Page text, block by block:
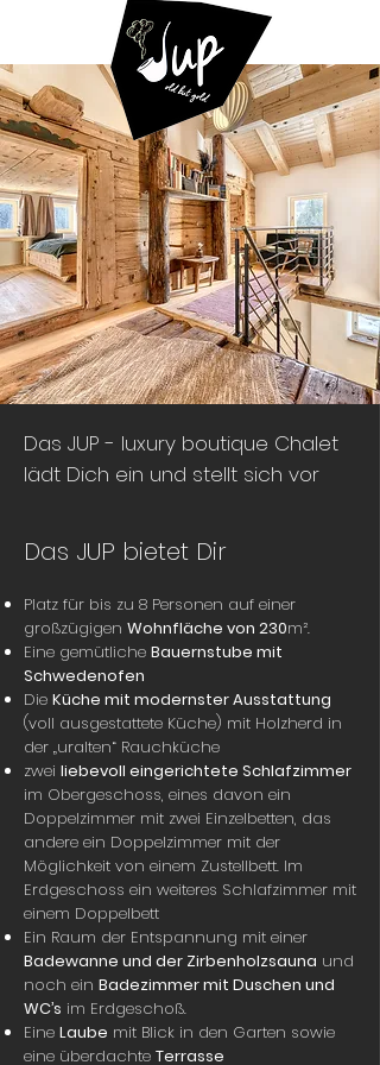
Das JUP - luxury boutique Chalet
lädt Dich ein und stellt sich vor
Das JUP bietet Dir
Platz für bis zu 8 Personen auf einer
großzügigen Wohnfläche von 230m².
Eine gemütliche Bauernstube mit
Schwedenofen
Die Küche mit modernster Ausstattung
(voll ausgestattete Küche) mit Holzherd in
der „uralten“ Rauchküche
zwei liebevoll eingerichtete Schlafzimmer
im Obergeschoss, eines davon ein
Doppelzimmer mit zwei Einzelbetten, das
andere ein Doppelzimmer mit der
Möglichkeit von einem Zustellbett. Im
Erdgeschoss ein weiteres Schlafzimmer mit
einem Doppelbett
Ein Raum der Entspannung mit einer
Badewanne und der Zirbenholzsauna und
noch ein Badezimmer mit Duschen und
WC’s im Erdgeschoß.
Eine Laube mit Blick in den Garten sowie
eine überdachte Terrasse